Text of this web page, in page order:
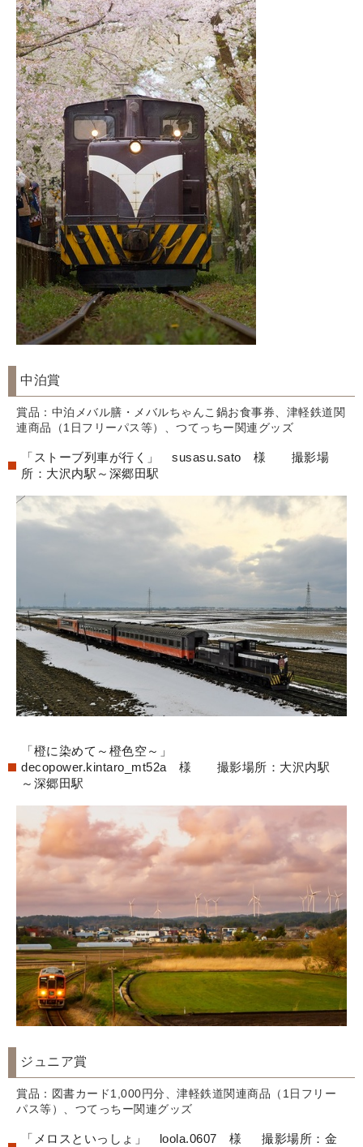
中泊賞
賞品：中泊メバル膳・メバルちゃんこ鍋お食事券、津軽鉄道関
連商品（1日フリーパス等）、つてっちー関連グッズ
「ストーブ列車が行く」 susasu.sato 様 撮影場
所：大沢内駅～深郷田駅
「橙に染めて～橙色空～」
decopower.kintaro_mt52a 様 撮影場所：大沢内駅
～深郷田駅
ジュニア賞
賞品：図書カード1,000円分、津軽鉄道関連商品（1日フリー
パス等）、つてっちー関連グッズ
「メロスといっしょ」 loola.0607 様 撮影場所：金